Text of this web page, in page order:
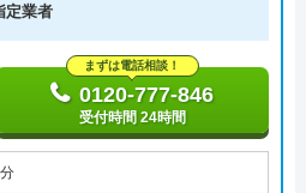
定業者
まずは電話相談！
0120-777-846
受付時間 24時間